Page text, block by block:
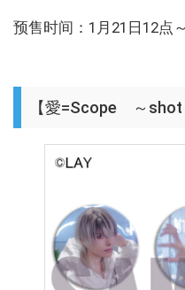
预售时间：1月21日12点
【愛=Scope ～